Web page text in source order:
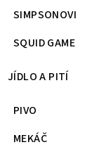
SIMPSONOVI
SQUID GAME
JÍDLO A PITÍ
PIVO
MEKÁČ